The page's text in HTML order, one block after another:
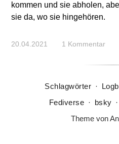
kommen und sie abholen,
sie da, wo sie hingehören.
20.04.2021 1 Kommentar
Schlagwörter ·
Fediverse · bsky ·
Theme von